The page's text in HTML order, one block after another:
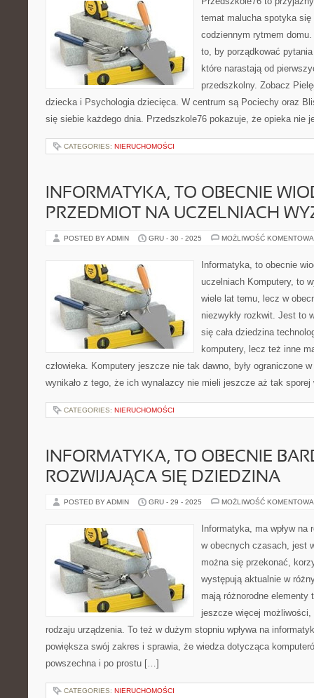
temat malucha spotyka
codziennym rytmem
to, by porządkować
które narastają od
przedszkolny. Zobacz
dziecka i Psychologia dziecięca. W centrum są Pociechy oraz
się siebie każdego dnia. Przedszkole76 pokazuje, że opieka nie
CATEGORIES: NIERUCHOMOŚCI
INFORMATYKA, TO OBECNIE
PRZEDMIOT NA UCZELNIACH
POSTED BY ADMIN GRU - 30 - 2025 MOŻLIWOŚĆ
Informatyka, to obecnie
uczelniach Komputery, to
wiele lat temu, lecz w
niezwykły rozkwit. Jest to
się cała dziedzina
komputery, lecz też inne
człowieka. Komputery jeszcze nie tak dawno, były ograniczone
wynikało z tego, że ich wynalazcy nie mieli jeszcze aż tak
CATEGORIES: NIERUCHOMOŚCI
INFORMATYKA, TO OBECNIE
ROZWIJAJĄCA SIĘ DZIEDZINA
POSTED BY ADMIN GRU - 29 - 2025 MOŻLIWOŚĆ
Informatyka, ma wpływ na
w obecnych czasach, jest
można się przekonać,
występują aktualnie w
mają różnorodne
jeszcze więcej
rodzaju urządzenia. To też w dużym stopniu wpływa na
powiększa swój zakres i sprawia, że wiedza dotycząca
powszechna i po prostu […]
CATEGORIES: NIERUCHOMOŚCI